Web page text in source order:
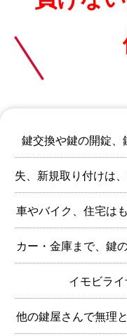
鍵交換や鍵の開錠
失、新規取り付けは
車やバイク、住宅は
カー・金庫まで、鍵
イモビラ
他の鍵屋さんで無理